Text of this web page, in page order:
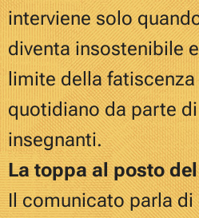
interviene solo
diventa insostenibile
limite della
quotidiano da parte
insegnanti.
La toppa al posto
Il comunicato parla